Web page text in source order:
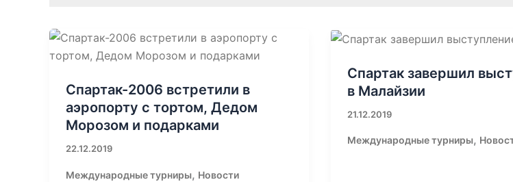
Спартак-2006 встретили в
аэропорту с тортом, Дедом
Морозом и подарками
22.12.2019
Международные турниры, Новости
Спартак завершил
в Малайзии
21.12.2019
Международные турниры,